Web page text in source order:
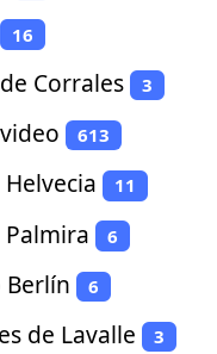
16
Corrales 3
613
11
6
Berlín 6
de Lavalle 3